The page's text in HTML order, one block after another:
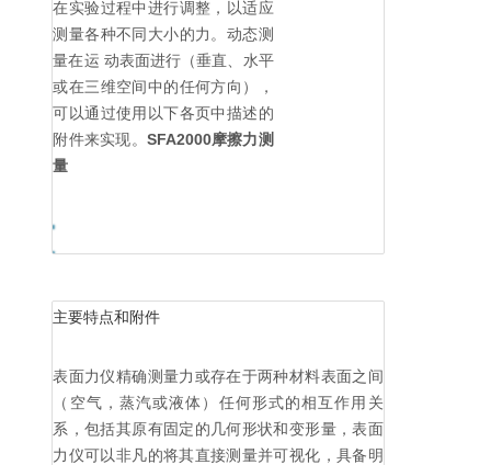
在实验过程中进行调整，以适应
测量各种不同大小的力。动态测
量在运 动表面进行（垂直、水平
或在三维空间中的任何方向），
可以通过使用以下各页中描述的
附件来实现。 SFA2000摩擦力测
量
主要特点和附件
表面力仪精确测量力或存在于两种材料表面之间
（空气，蒸汽或液体）任何形式的相互作用关
系，包括其原有固定的几何形状和变形量，表面
力仪可以非凡的将其直接测量并可视化，具备明